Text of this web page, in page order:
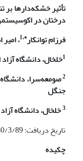
تأثیر خشکه‌دارها بر
درختان در
فرزام توانکار*،1، امیر
1خلخال، دانشگاه
2صومعه‌سرا،
جنگل
3خلخال، دانشگاه
تاریخ دریافت: 30/3/89 تاریخ پذیرش: 1/9/90
چکیده